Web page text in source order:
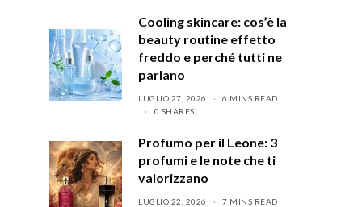
Cooling skincare: cos’è la
beauty routine effetto
freddo e perché tutti ne
parlano
LUGLIO 27, 2026
6 MINS READ
0 SHARES
Profumo per il Leone: 3
profumi e le note che ti
valorizzano
LUGLIO 22, 2026
7 MINS READ